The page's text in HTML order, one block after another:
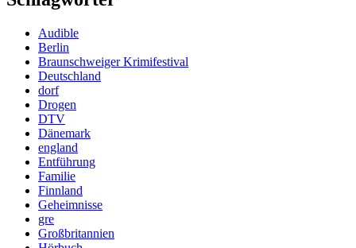
Audible
Berlin
Braunschweiger Krimifestival
Deutschland
dorf
Drogen
DTV
Dänemark
england
Entführung
Familie
Finnland
Geheimnisse
gre
Großbritannien